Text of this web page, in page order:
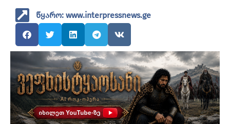
წყარო: www.interpressnews.ge